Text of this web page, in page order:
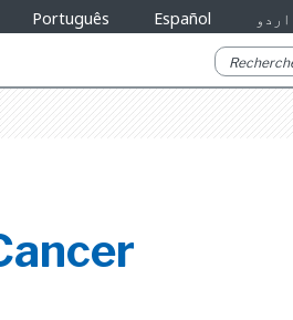
Português Español اردو